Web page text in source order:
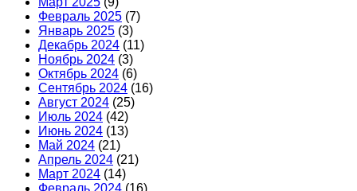
Февраль 2025 (7)
Январь 2025 (3)
Декабрь 2024 (11)
Ноябрь 2024 (3)
Октябрь 2024 (6)
Сентябрь 2024 (16)
Август 2024 (25)
Июль 2024 (42)
Июнь 2024 (13)
Май 2024 (21)
Апрель 2024 (21)
Март 2024 (14)